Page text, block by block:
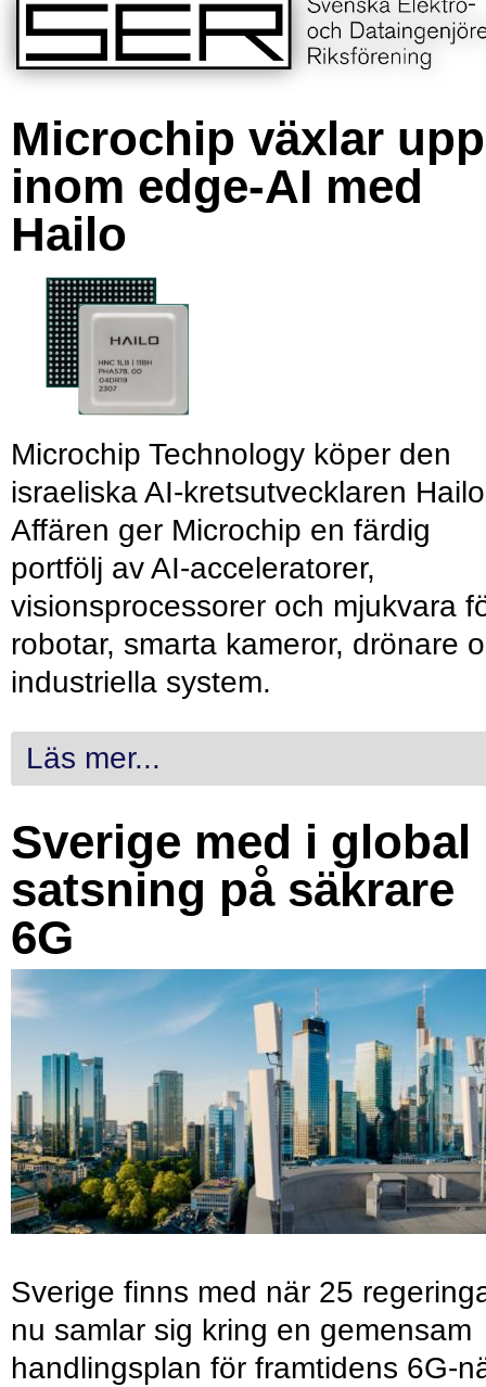
Microchip växlar upp
inom edge-AI med
Hailo
Microchip Technology köper den
israeliska AI-kretsutvecklaren
Affären ger Microchip en färdig
portfölj av AI-acceleratorer,
visionsprocessorer och mjukvara
robotar, smarta kameror, drönare
industriella system.
Läs mer...
Sverige med i global
satsning på säkrare
6G
Sverige finns med när 25
nu samlar sig kring en gemensam
handlingsplan för framtidens 6G-